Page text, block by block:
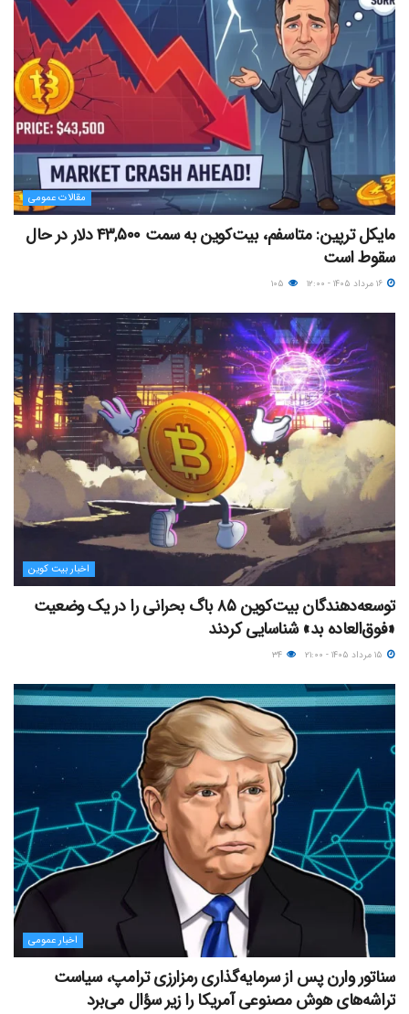
مقالات عمومی
مایکل ترپین: متاسفم، بیت‌کوین به سمت ۴۳,۵۰۰ دلار در حال
سقوط است
اخبار بیت کوین
توسعه‌دهندگان بیت‌کوین ۸۵ باگ بحرانی را در یک وضعیت
«فوق‌العاده بد» شناسایی کردند
اخبار عمومی
سناتور وارن پس از سرمایه‌گذاری رمزارزی ترامپ، سیاست
تراشه‌های هوش مصنوعی آمریکا را زیر سؤال می‌برد